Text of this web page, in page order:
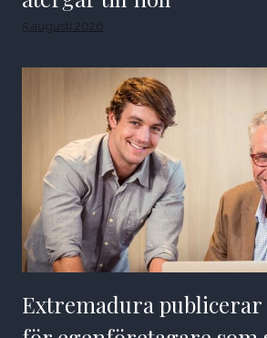
5 augusti 2026
Extremadura publicerar